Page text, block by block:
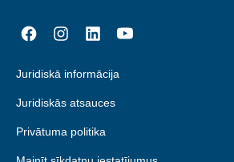
Juridiskā informācija
Juridiskās atsauces
Privātuma politika